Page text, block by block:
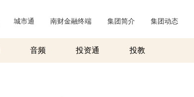
城市通 南财金融终端 集团简介 集团动态
音频 投资通 投教